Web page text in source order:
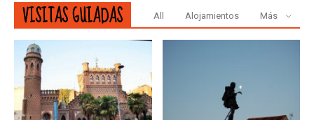
VISITAS GUIADAS All Alojamientos Más